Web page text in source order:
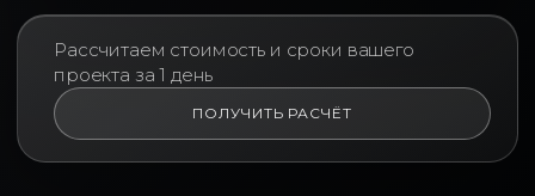
Рассчитаем стоимость и сроки вашего
проекта за 1 день
ПОЛУЧИТЬ РАСЧЁТ
принадлежности к команде.